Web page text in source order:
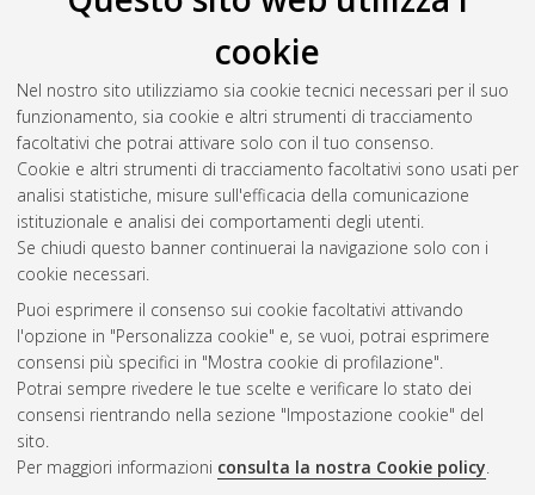
cookie
Nel nostro sito utilizziamo sia cookie tecnici necessari per il suo
funzionamento, sia cookie e altri strumenti di tracciamento
facoltativi che potrai attivare solo con il tuo consenso.
Cookie e altri strumenti di tracciamento facoltativi sono usati per
analisi statistiche, misure sull'efficacia della comunicazione
istituzionale e analisi dei comportamenti degli utenti.
Se chiudi questo banner continuerai la navigazione solo con i
cookie necessari.
Puoi esprimere il consenso sui cookie facoltativi attivando
l'opzione in "Personalizza cookie" e, se vuoi, potrai esprimere
consensi più specifici in "Mostra cookie di profilazione".
Potrai sempre rivedere le tue scelte e verificare lo stato dei
consensi rientrando nella sezione "Impostazione cookie" del
sito.
Per maggiori informazioni consulta la nostra Cookie policy.
Vedi altre statistiche
Gestione del documento:
Atom
Rss
AMS Acta
ISSN: 2038-7954
re3data.org -
doi.org/10.17616/R3P19R
Servizio implementato e
Impostazioni Cookie